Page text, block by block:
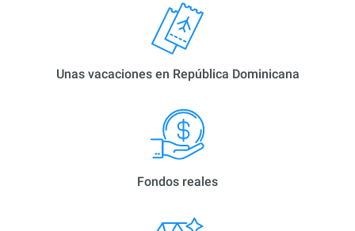
Unas vacaciones en República Dominicana
Fondos reales